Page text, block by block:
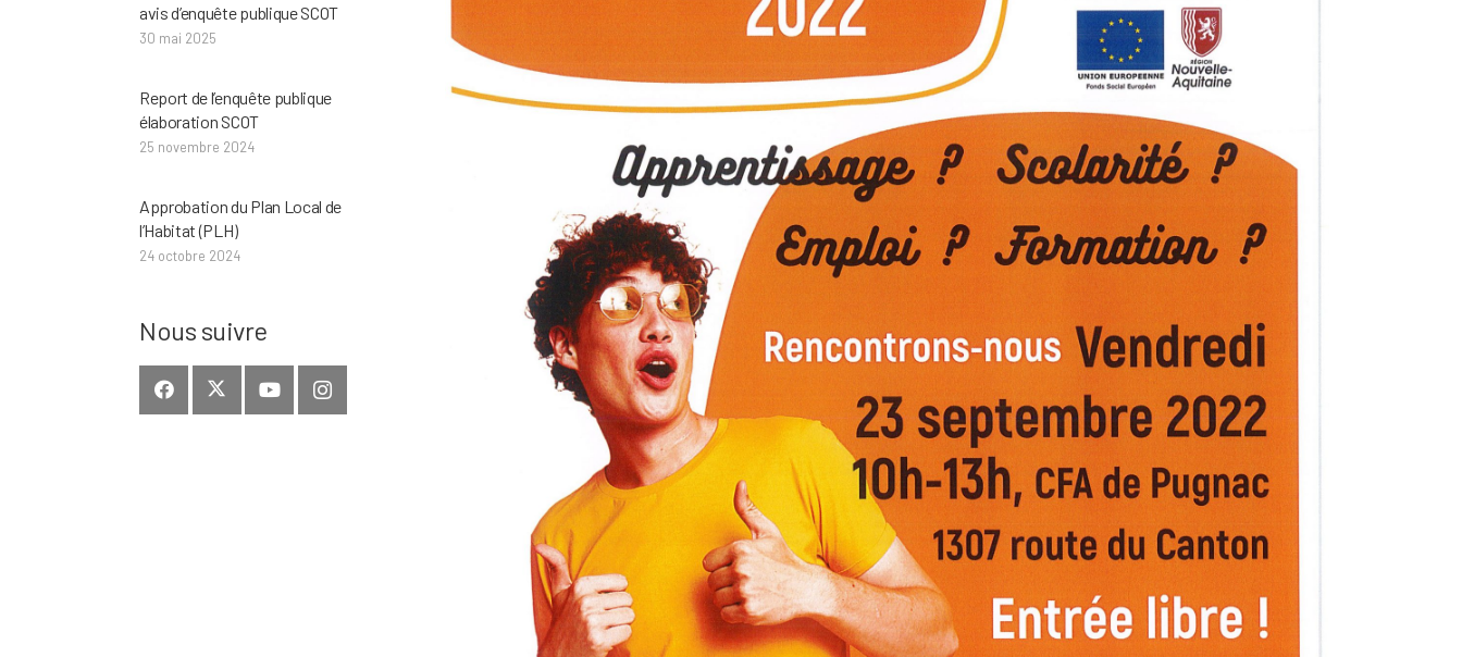
avis d’enquête publique SCOT
30 mai 2025
Report de l’enquête publique
élaboration SCOT
25 novembre 2024
Approbation du Plan Local de
l’Habitat (PLH)
24 octobre 2024
Nous suivre